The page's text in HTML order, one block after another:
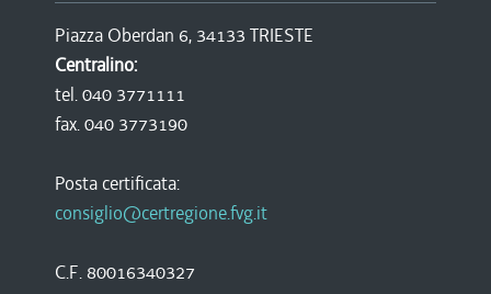
Piazza Oberdan 6, 34133 TRIESTE
Centralino:
tel. 040 3771111
fax. 040 3773190
Posta certificata:
consiglio@certregione.fvg.it
C.F. 80016340327